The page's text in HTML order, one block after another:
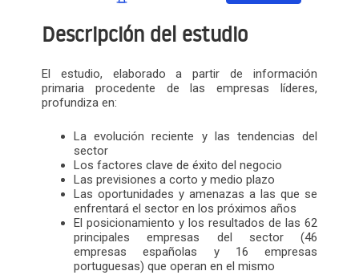
Descripción del estudio
El estudio, elaborado a partir de información
primaria procedente de las empresas líderes,
profundiza en:
La evolución reciente y las tendencias del
sector
Los factores clave de éxito del negocio
Las previsiones a corto y medio plazo
Las oportunidades y amenazas a las que se
enfrentará el sector en los próximos años
El posicionamiento y los resultados de las 62
principales empresas del sector (46
empresas españolas y 16 empresas
portuguesas) que operan en el mismo